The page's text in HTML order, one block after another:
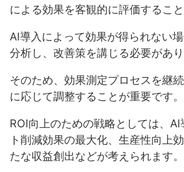
による効果を客観的に評価すること
AI導入によって効果が得られない
分析し、改善策を講じる必要があり
そのため、効果測定プロセスを継
に応じて調整することが重要です。
ROI向上のための戦略としては、AI
ト削減効果の最大化、生産性向上
たな収益創出などが考えられます。